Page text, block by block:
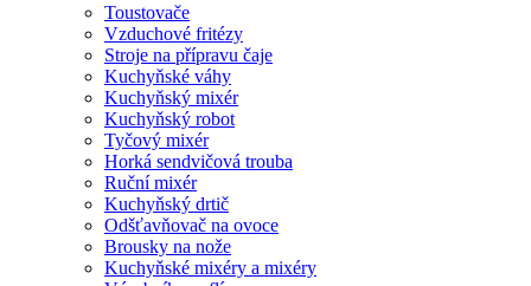
Toustovače
Vzduchové fritézy
Stroje na přípravu čaje
Kuchyňské váhy
Kuchyňský mixér
Kuchyňský robot
Tyčový mixér
Horká sendvičová trouba
Ruční mixér
Kuchyňský drtič
Odšťavňovač na ovoce
Brousky na nože
Kuchyňské mixéry a mixéry